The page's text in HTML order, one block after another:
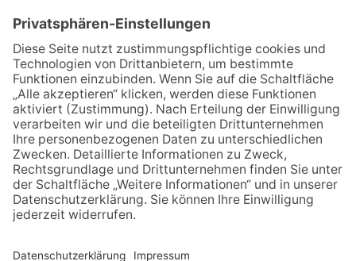
30.07.2026
Ganz Niederhöchstadt wird zur
Festmeile
06.08.2026
Baustellenführung führt auch in
die Zukunft der Stadt
Königstein
06.08.2026
Klinikforum zum Thema
Karpaltunnelsyndrom
06.08.2026
Gewinnspiel zum Start ins
Schuljahr